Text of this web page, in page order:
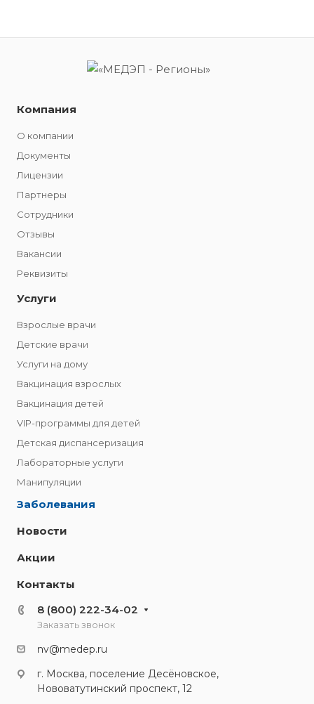
Компания
О компании
Документы
Лицензии
Партнеры
Сотрудники
Отзывы
Вакансии
Реквизиты
Услуги
Взрослые врачи
Детские врачи
Услуги на дому
Вакцинация взрослых
Вакцинация детей
VIP-программы для детей
Детская диспансеризация
Лабораторные услуги
Манипуляции
Заболевания
Новости
Акции
Контакты
8 (800) 222-34-02
Заказать звонок
nv@medep.ru
г. Москва, поселение Десёновское,
Нововатутинский проспект, 12